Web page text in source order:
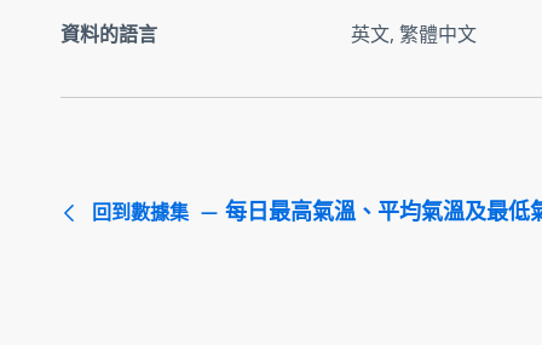
資料的語言
英文, 繁體中文
回到數據集 每日最高氣溫、平均氣溫及最低